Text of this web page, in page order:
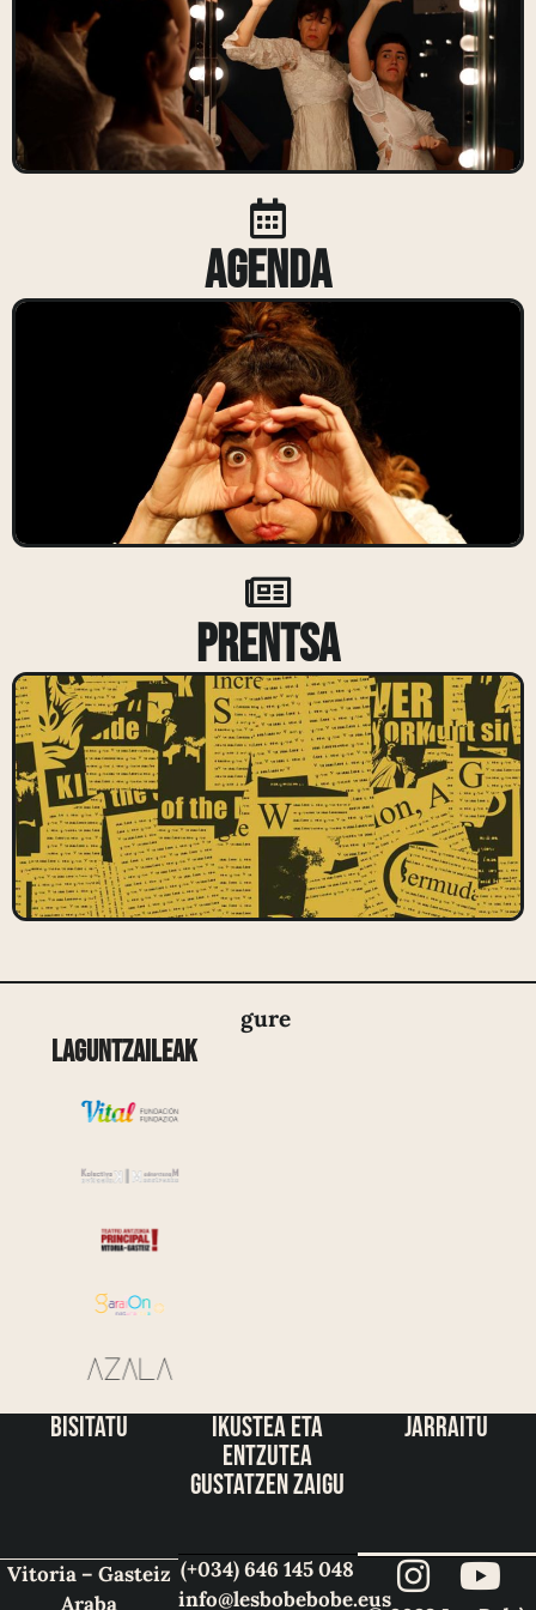
Agenda
Prentsa
Laguntzaileak
gure
bisitatu
Vitoria – Gasteiz
Araba
ikustea eta
entzutea
gustatzen zaigu
(+034) 646 145 048
info@lesbobebobe.eus
jarraitu